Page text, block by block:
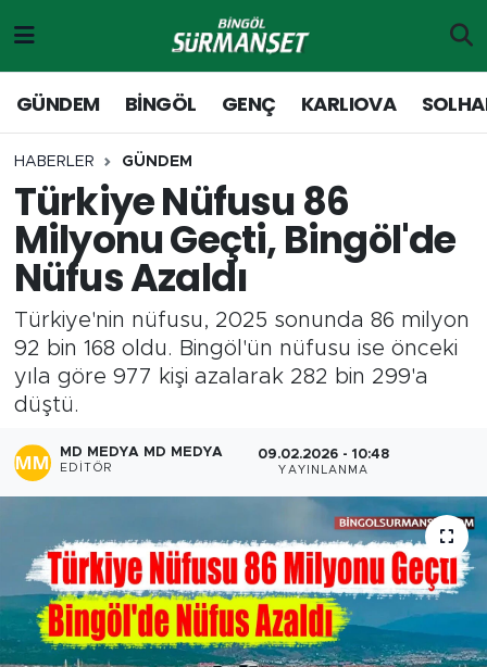
GÜNDEM BİNGÖL GENÇ KARLIOVA
HABERLER GÜNDEM
Türkiye Nüfusu 86
Milyonu Geçti, Bingöl'de
Nüfus Azaldı
Türkiye'nin nüfusu, 2025 sonunda 86 milyon
92 bin 168 oldu. Bingöl'ün nüfusu ise önceki
yıla göre 977 kişi azalarak 282 bin 299'a
düştü.
MD MEDYA MD MEDYA
EDITÖR
09.02.2026 - 10:48
YAYINLANMA
Genç
Solhan
Karlıova
Yayladere-Yedisu
MD Prestij Dergisi
Siyaset
Yaşam
Sağlık
Merkez Hava Durumu
Merkez Trafik Yoğunluk Haritası
Süper Lig Puan Durumu ve Fikstür
Son Dakika Haberleri
Haber Arşivi